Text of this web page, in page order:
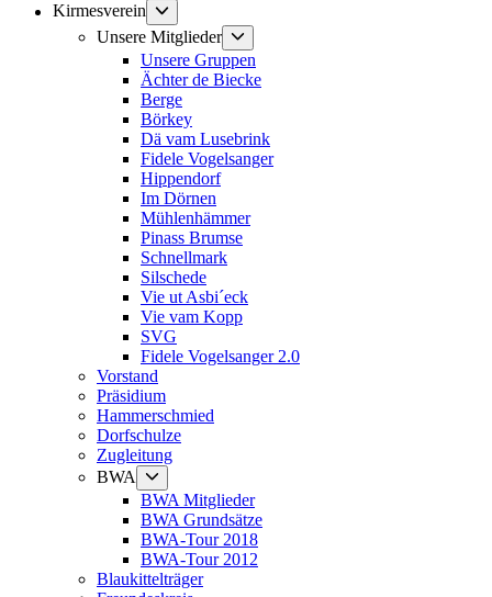
Kirmesverein
Untermenü
anzeigen
Unsere Mitglieder
anzeigen
Unsere Gruppen
Ächter de Biecke
Berge
Börkey
Dä vam Lusebrink
Fidele Vogelsanger
Hippendorf
Im Dörnen
Mühlenhämmer
Pinass Brumse
Schnellmark
Silschede
Vie ut Asbi´eck
Vie vam Kopp
SVG
Fidele Vogelsanger 2.0
Vorstand
Präsidium
Hammerschmied
Dorfschulze
Zugleitung
BWA
anzeigen
BWA Mitglieder
BWA Grundsätze
BWA-Tour 2018
BWA-Tour 2012
Blaukittelträger